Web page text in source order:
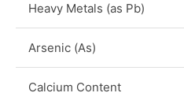
Heavy Metals (as Pb)
Arsenic (As)
Calcium Content